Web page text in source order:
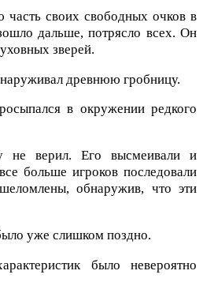
своих свободных очков в
дальше, потрясло всех. Он
зверей.
древнюю гробницу.
в окружении редкого
не верил. Его высмеивали и
больше игроков последовали
обнаружив, что эти
уже слишком поздно.
было невероятно